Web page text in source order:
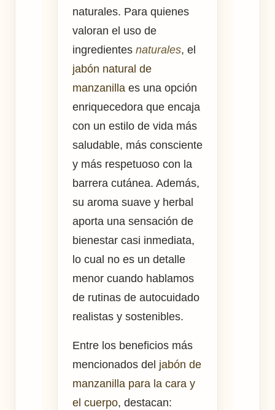
naturales. Para quienes
valoran el uso de
ingredientes naturales, el
jabón natural de
manzanilla es una opción
enriquecedora que encaja
con un estilo de vida más
saludable, más consciente
y más respetuoso con la
barrera cutánea. Además,
su aroma suave y herbal
aporta una sensación de
bienestar casi inmediata,
lo cual no es un detalle
menor cuando hablamos
de rutinas de autocuidado
realistas y sostenibles.
Entre los beneficios más
mencionados del jabón de
manzanilla para la cara y
el cuerpo, destacan: